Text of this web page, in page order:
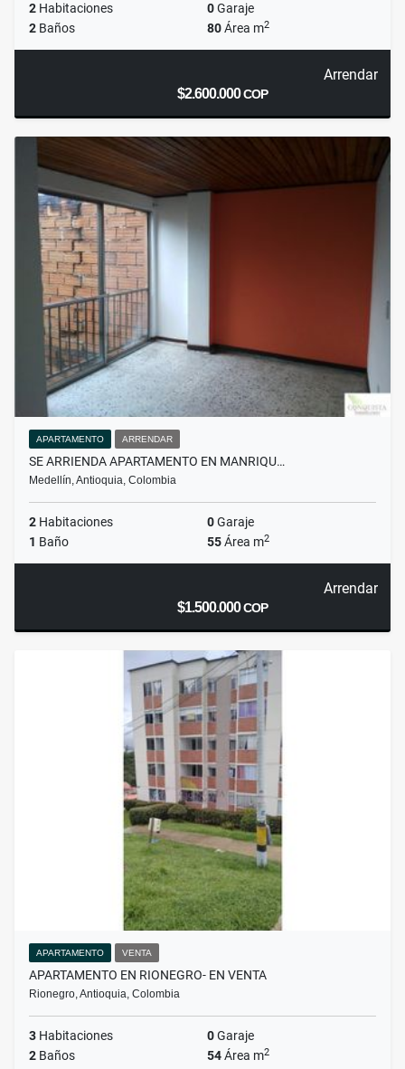
2 Habitaciones 0Garaje
2 Baños 80Área m2
Arrendar
$2.600.000COP
APARTAMENTO ARRENDAR
SE ARRIENDA APARTAMENTO EN MANRIQU…
Medellín, Antioquia, Colombia
2 Habitaciones 0Garaje
1 Baño 55Área m2
Arrendar
$1.500.000COP
APARTAMENTO VENTA
APARTAMENTO EN RIONEGRO- EN VENTA
Rionegro, Antioquia, Colombia
3 Habitaciones 0Garaje
2 Baños 54Área m2